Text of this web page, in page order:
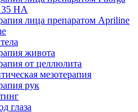
HA
лица препаратом Apriline
живота
от целлюлита
мезотерапия
рук
глаза